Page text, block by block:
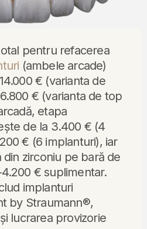
pentru refacerea
(ambele arcade)
€ (varianta de
€ (varianta de top
etapa
de la 3.400 € (4
€ (6 implanturi), iar
din zirconiu pe bară de
€ suplimentar.
implanturi
by Straumann®,
lucrarea provizorie